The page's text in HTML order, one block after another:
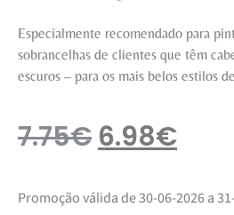
Especialmente recomendado para
sobrancelhas de clientes que têm
escuros – para os mais belos estilos
7.75€ 6.98€
Promoção válida de 30-06-2026 a